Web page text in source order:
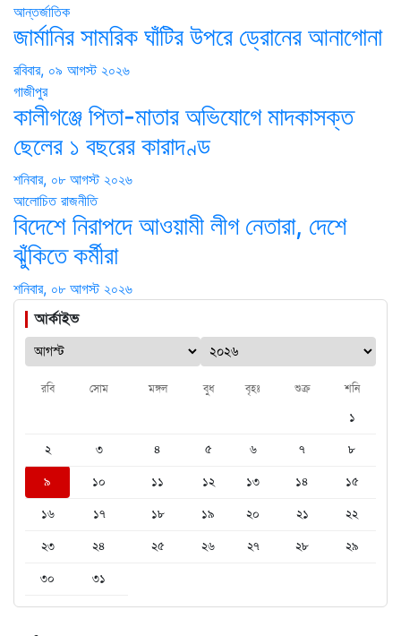
আন্তর্জাতিক
জার্মানির সামরিক ঘাঁটির উপরে ড্রোনের আনাগোনা
রবিবার, ০৯ আগস্ট ২০২৬
গাজীপুর
কালীগঞ্জে পিতা-মাতার অভিযোগে মাদকাসক্ত
ছেলের ১ বছরের কারাদণ্ড
শনিবার, ০৮ আগস্ট ২০২৬
আলোচিত রাজনীতি
বিদেশে নিরাপদে আওয়ামী লীগ নেতারা, দেশে
ঝুঁকিতে কর্মীরা
শনিবার, ০৮ আগস্ট ২০২৬
আর্কাইভ
রবি সোম মঙ্গল বুধ বৃহঃ শুক্র শনি
১
২
৩ ৪ ৫ ৬ ৭
৮
৯
১০ ১১ ১২ ১৩ ১৪
১৫
১৬
১৭ ১৮ ১৯ ২০ ২১
২২
২৩
২৪ ২৫ ২৬ ২৭ ২৮
২৯
৩০
৩১